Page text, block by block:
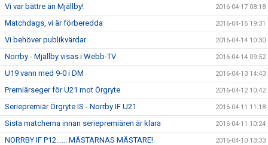
Vi var bättre än Mjällby! 2016-04-17 08:18
Matchdags, vi är förberedda 2016-04-15 19:31
Vi behöver publikvärdar 2016-04-14 10:30
Norrby - Mjällby visas i Webb-TV 2016-04-14 09:52
U19 vann med 9-0 i DM 2016-04-13 14:43
Premiärseger för U21 mot Örgryte 2016-04-12 10:42
Seriepremiär Örgryte IS - Norrby IF U21 2016-04-11 11:18
Sista matcherna innan seriepremiären är klara 2016-04-11 10:24
NORRBY IF P12.......MÄSTARNAS MÄSTARE! 2016-04-10 13:33